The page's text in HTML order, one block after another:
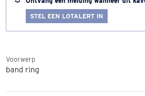
STEL EEN LOTALERT IN
Voorwerp
band ring